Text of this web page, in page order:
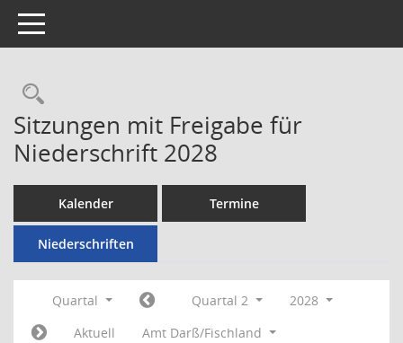
Toggle navigation
Rechercheauswahl
Sitzungen mit Freigabe für
Niederschrift 2028
Kalender Termine
Niederschriften
Quartal Quartal 2
2028
Aktuell
Amt Darß/Fischland